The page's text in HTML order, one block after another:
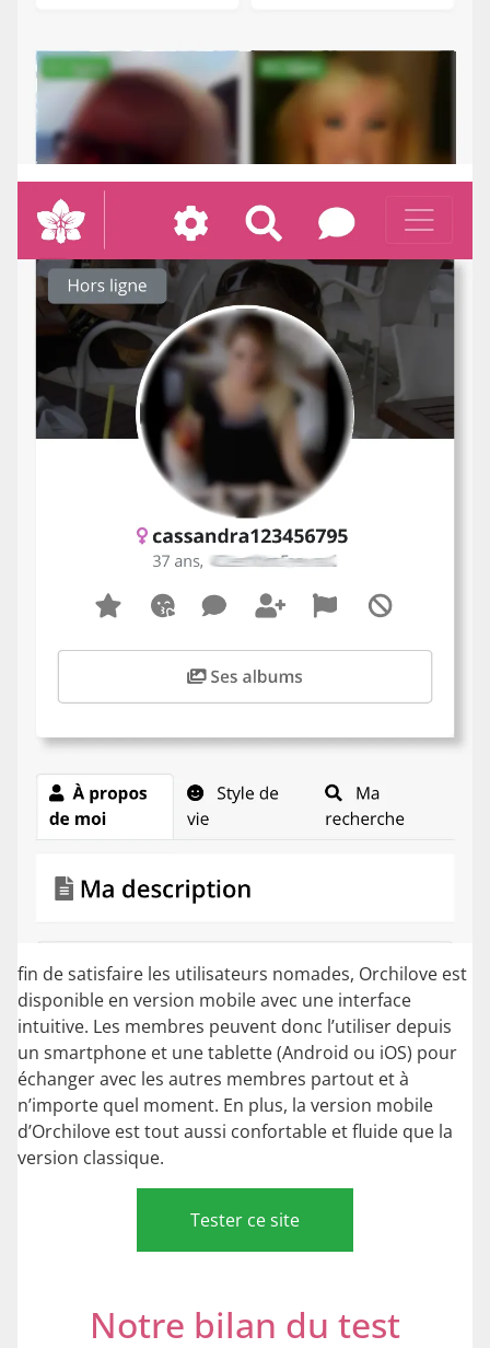
fin de satisfaire les utilisateurs nomades, Orchilove est
disponible en version mobile avec une interface
intuitive. Les membres peuvent donc l’utiliser depuis
un smartphone et une tablette (Android ou iOS) pour
échanger avec les autres membres partout et à
n’importe quel moment. En plus, la version mobile
d’Orchilove est tout aussi confortable et fluide que la
version classique.
Tester ce site
Notre bilan du test